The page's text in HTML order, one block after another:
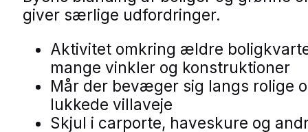
giver særlige udfordringer.
Aktivitet omkring ældre
mange vinkler og konstruktioner
Mår der bevæger sig langs rolige
lukkede villaveje
Skjul i carporte, haveskure og